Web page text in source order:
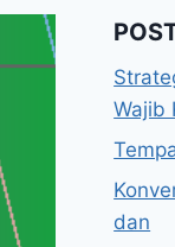
Wajib
dan